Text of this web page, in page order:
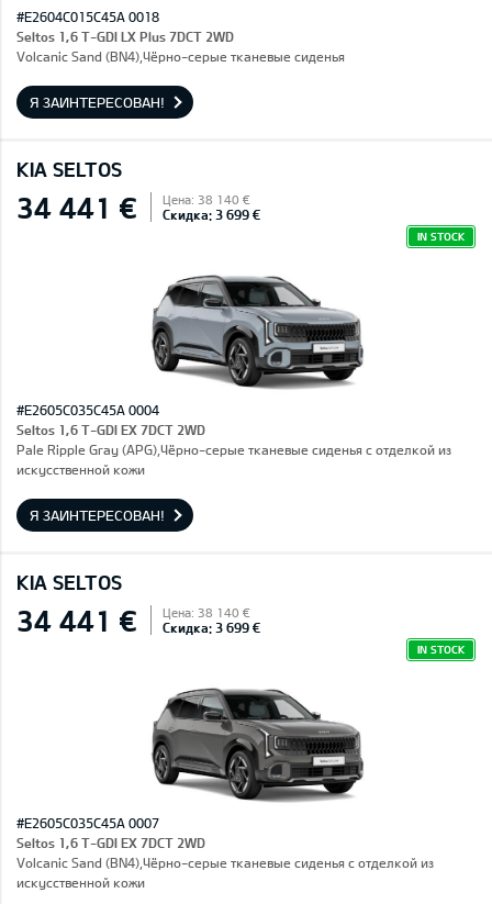
#E2604C015C45A 0018
Seltos 1,6 T-GDI LX Plus 7DCT 2WD
Volcanic Sand (BN4),Чёрно-серые тканевые сиденья
Я ЗАИНТЕРЕСОВАН!
KIA SELTOS
34 441 € Цена: 38 140 €
Скидка: 3 699 €
IN STOCK
#E2605C035C45A 0004
Seltos 1,6 T-GDI EX 7DCT 2WD
Pale Ripple Gray (APG),Чёрно-серые тканевые сиденья с отделкой из
искусственной кожи
Я ЗАИНТЕРЕСОВАН!
KIA SELTOS
34 441 € Цена: 38 140 €
Скидка: 3 699 €
IN STOCK
#E2605C035C45A 0007
Seltos 1,6 T-GDI EX 7DCT 2WD
Volcanic Sand (BN4),Чёрно-серые тканевые сиденья с отделкой из
искусственной кожи